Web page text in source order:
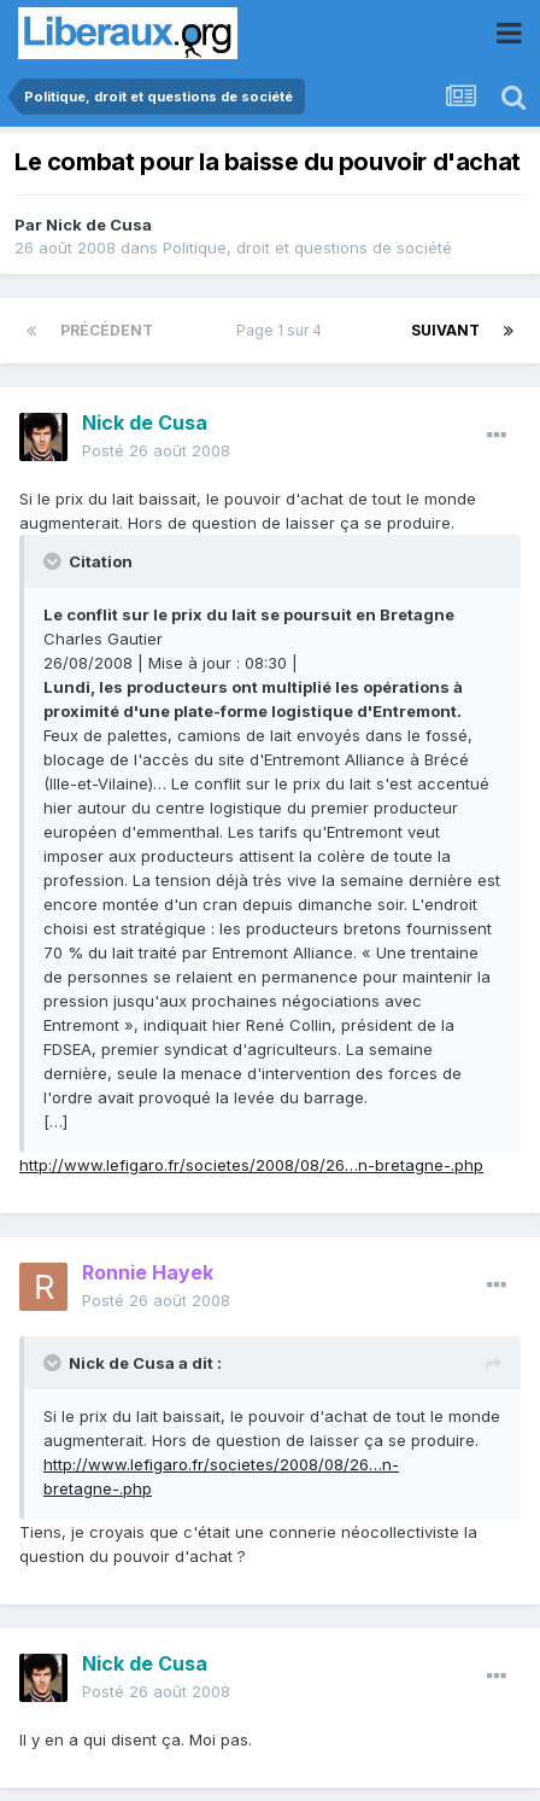
Politique, droit et questions de société
Le combat pour la baisse du pouvoir d'achat
Par Nick de Cusa
26 août 2008 dans Politique, droit et questions de société
PRÉCÉDENT SUIVANT
Page 1 sur 4
Nick de Cusa
Posté 26 août 2008
Si le prix du lait baissait, le pouvoir d'achat de tout le monde
augmenterait. Hors de question de laisser ça se produire.
Citation
Le conflit sur le prix du lait se poursuit en Bretagne
Charles Gautier
26/08/2008 | Mise à jour : 08:30 |
Lundi, les producteurs ont multiplié les opérations à
proximité d'une plate-forme logistique d'Entremont.
Feux de palettes, camions de lait envoyés dans le fossé,
blocage de l'accès du site d'Entremont Alliance à Brécé
(Ille-et-Vilaine)… Le conflit sur le prix du lait s'est accentué
hier autour du centre logistique du premier producteur
européen d'emmenthal. Les tarifs qu'Entremont veut
imposer aux producteurs attisent la colère de toute la
profession. La tension déjà très vive la semaine dernière est
encore montée d'un cran depuis dimanche soir. L'endroit
choisi est stratégique : les producteurs bretons fournissent
70 % du lait traité par Entremont Alliance. « Une trentaine
de personnes se relaient en permanence pour maintenir la
pression jusqu'aux prochaines négociations avec
Entremont », indiquait hier René Collin, président de la
FDSEA, premier syndicat d'agriculteurs. La semaine
dernière, seule la menace d'intervention des forces de
l'ordre avait provoqué la levée du barrage.
[…]
http://www.lefigaro.fr/societes/2008/08/26…n-bretagne-.php
Ronnie Hayek
Posté 26 août 2008
Nick de Cusa a dit :
Si le prix du lait baissait, le pouvoir d'achat de tout le monde
augmenterait. Hors de question de laisser ça se produire.
http://www.lefigaro.fr/societes/2008/08/26…n-
bretagne-.php
Tiens, je croyais que c'était une connerie néocollectiviste la
question du pouvoir d'achat ?
Nick de Cusa
Posté 26 août 2008
Il y en a qui disent ça. Moi pas.